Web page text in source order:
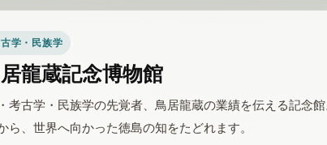
学・民族学
龍蔵記念博物館
考古学・民族学の先覚者、鳥居龍蔵の業績を伝える記念館
ら、世界へ向かった徳島の知をたどれます。